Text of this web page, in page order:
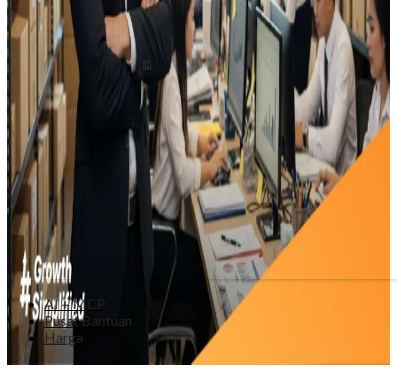
AI + MCP
Pusat Bantuan
Harga